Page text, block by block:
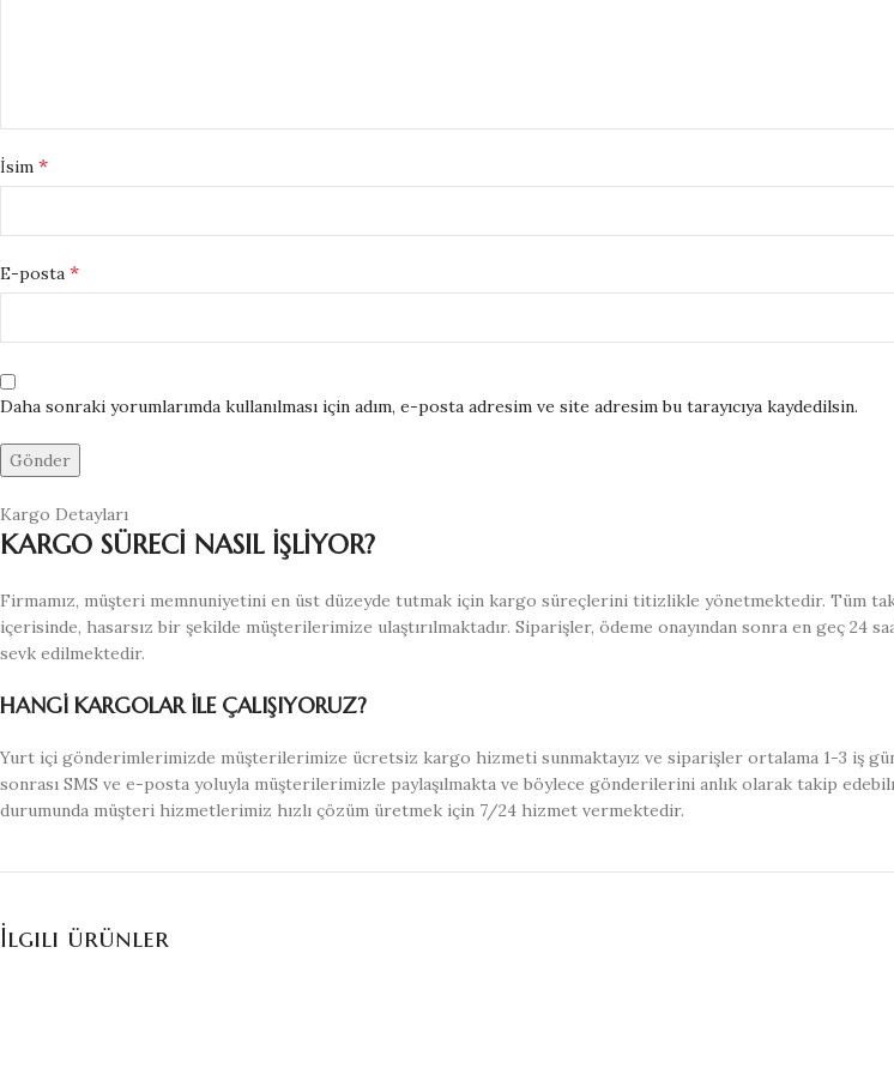
İsim *
E-posta *
Daha sonraki yorumlarımda kullanılması için adım, e-posta adresim ve site adresim bu tarayıcıya kaydedilsin.
Kargo Detayları
KARGO SÜRECİ NASIL İŞLİYOR?
Firmamız, müşteri memnuniyetini en üst düzeyde tutmak için kargo süreçlerini titizlikle yönetmektedir. Tüm
içerisinde, hasarsız bir şekilde müşterilerimize ulaştırılmaktadır. Siparişler, ödeme onayından sonra en geç 24
sevk edilmektedir.
HANGİ KARGOLAR İLE ÇALIŞIYORUZ?
Yurt içi gönderimlerimizde müşterilerimize ücretsiz kargo hizmeti sunmaktayız ve siparişler ortalama 1-3 iş
sonrası SMS ve e-posta yoluyla müşterilerimizle paylaşılmakta ve böylece gönderilerini anlık olarak takip
durumunda müşteri hizmetlerimiz hızlı çözüm üretmek için 7/24 hizmet vermektedir.
İlgili ürünler